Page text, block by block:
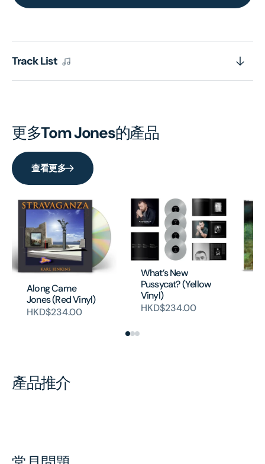
Track List
更多Tom Jones的產品
查看更多
Along Came
Jones (Red Vinyl)
HKD$234.00
What’s New
Pussycat? (Yellow
Vinyl)
HKD$234.00
產品推介